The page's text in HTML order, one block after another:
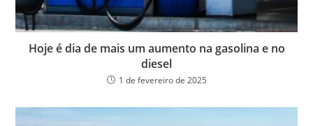
Hoje é dia de mais um aumento na gasolina e no
diesel
1 de fevereiro de 2025